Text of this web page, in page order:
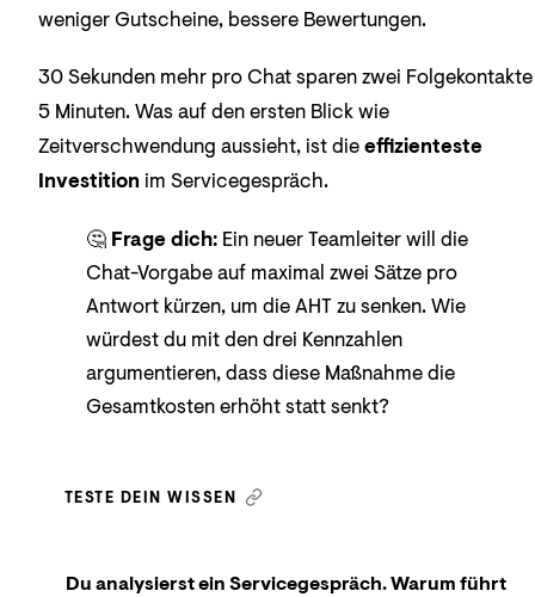
weniger Gutscheine, bessere Bewertungen.
30 Sekunden mehr pro Chat sparen zwei
5 Minuten. Was auf den ersten Blick wie
Zeitverschwendung aussieht, ist dieeffizienteste
Investition im Servicegespräch.
🤔 Frage dich: Ein neuer Teamleiter will die
Chat-Vorgabe auf maximal zwei Sätze pro
Antwort kürzen, um die AHT zu senken. Wie
würdest du mit den drei Kennzahlen
argumentieren, dass diese Maßnahme die
Gesamtkosten erhöht statt senkt?
TESTE DEIN WISSEN
Du analysierst ein Servicegespräch. Warum führt